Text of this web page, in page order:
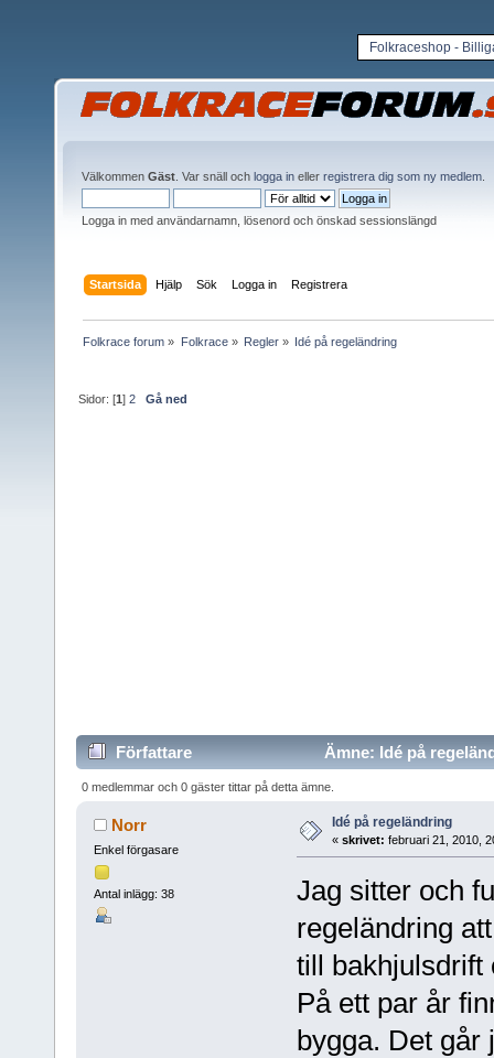
Folkraceshop -
Välkommen Gäst . Var snäll och logga in eller registrera dig som ny medlem
Logga in med användarnamn, lösenord och önskad sessionslängd
Startsida Hjälp Sök Logga in Registrera
Folkrace forum » Folkrace» Regler» Idé på regeländring
Sidor: [1]2 Gå ned
Författare Ämne: Idé på
0 medlemmar och 0 gäster tittar på detta ämne.
Norr
Enkel förgasare
Antal inlägg: 38
Idé på regeländring
« skrivet: februari 21, 2010,
Jag sitter och
regeländring
till bakhjulsdrift
På ett par år
bygga. Det går